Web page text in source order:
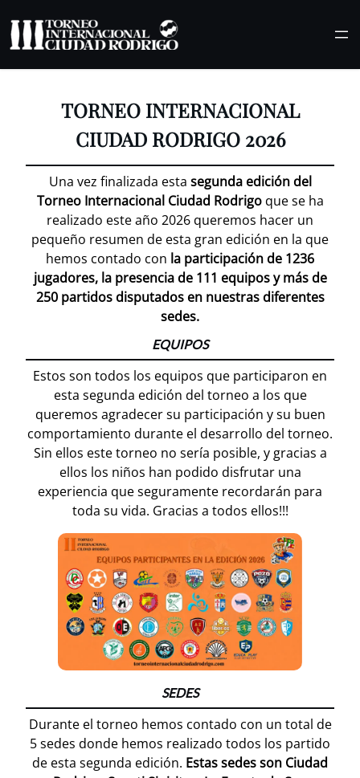
contenidoTORNEO INTERNACIONAL
CIUDAD RODRIGO 2026
Una vez finalizada esta segunda edición del
Torneo Internacional Ciudad Rodrigoque se ha
realizado este año 2026 queremos hacer un
pequeño resumen de esta gran edición en la que
hemos contado con la participación de 1236
jugadores, la presencia de 111 equipos y más de
250 partidos disputados en nuestras diferentes
sedes.
EQUIPOS
Estos son todos los equipos que participaron en
esta segunda edición del torneo a los que
queremos agradecer su participación y su buen
comportamiento durante el desarrollo del torneo.
Sin ellos este torneo no sería posible, y gracias a
ellos los niños han podido disfrutar una
experiencia que seguramente recordarán para
toda su vida. Gracias a todos ellos!!!
SEDES
Durante el torneo hemos contado con un total de
5 sedes donde hemos realizado todos los partido
de esta segunda edición. Estas sedes son Ciudad